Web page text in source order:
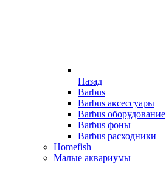
Назад
Barbus
Barbus аксессуары
Barbus оборудование
Barbus фоны
Barbus расходники
Homefish
Малые аквариумы